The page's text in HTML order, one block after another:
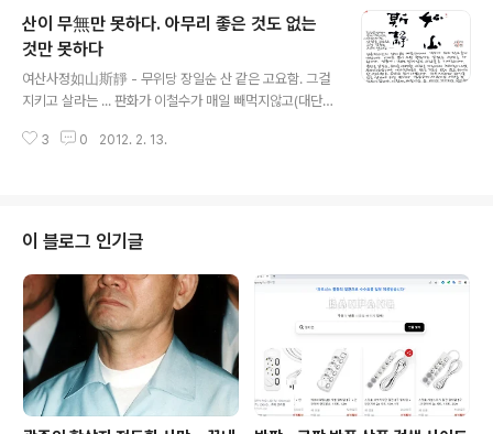
다. 하늘은 어머니다. 모든 것을 품을 수 있는 어머니다. 장
일순 선생은 지도자가 지켜야 할 도리에 대하여 어머니와
비교하여 말쓰하셨다. '지도자란 무엇인가?'라는 강연에서
선생은 "이 세상에서 가장 고마운 분이 누굽니까?"라는 질
문했다. 어머니라는 답이 나왔다. 선생은 "어머니라고 하셨
는데, 왜 그분이 고맙습니까? 밥을 해주시기 때문이지요.
산이 무無만 못하다. 아무리 좋은 것도 없는
것만 못하다
여산사정如山斯靜 - 무위당 장일순 산 같은 고요함. 그걸
지키고 살라는 ... 판화가 이철수가 매일 빼먹지않고(대단한
지"에서 장일순 선생의 글을 보았다. 늘 습관처럼 오늘 매
고 또 버리면 거기에 다 있데요"라 말씀하셨다. 회갑이 다
가와 기념문집이라도 준비해야되지 않겠냐는 김지하의 물
음에 선생은 "무슨 소리. 그런 걸 뭐하러 하나."고 말했고 김
지하는 "선생님 고맙습니다"라고 답했다고 한다. 김지하는
그런 선생이 좋았다고 말한다. 일찍이 선생은 "산불여무山
不如無"라 말씀하셨다. "산이 ..
3 0 2012. 2. 13.
이 블로그 인기글